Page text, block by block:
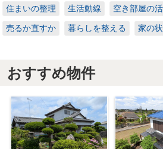
住まいの整理 生活動線 空き部屋の
売るか直すか 暮らしを整える 家の
おすすめ物件